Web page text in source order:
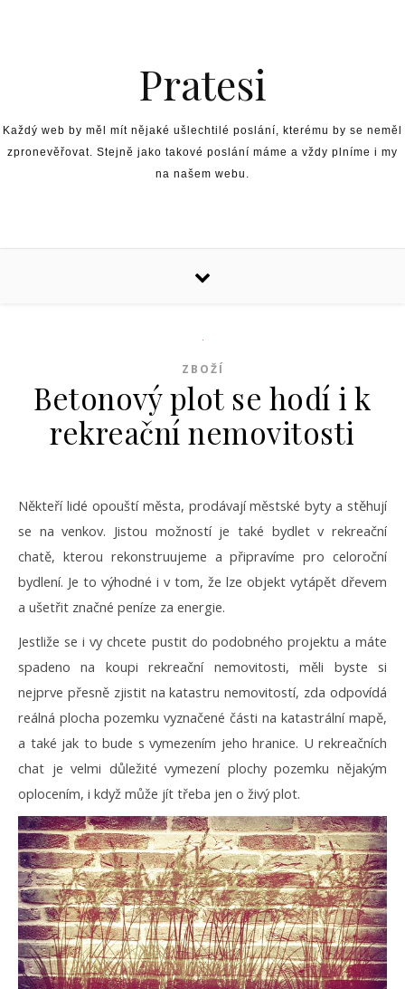
Pratesi
Každý web by měl mít nějaké ušlechtilé poslání, kterému by se neměl
zpronevěřovat. Stejně jako takové poslání máme a vždy plníme i my
na našem webu.
ZBOŽÍ
Betonový plot se hodí i k
rekreační nemovitosti
Někteří lidé opouští města, prodávají městské byty a stěhují
se na venkov. Jistou možností je také bydlet v rekreační
chatě, kterou rekonstruujeme a připravíme pro celoroční
bydlení. Je to výhodné i v tom, že lze objekt vytápět dřevem
a ušetřit značné peníze za energie.
Jestliže se i vy chcete pustit do podobného projektu a máte
spadeno na koupi rekreační nemovitosti, měli byste si
nejprve přesně zjistit na katastru nemovitostí, zda odpovídá
reálná plocha pozemku vyznačené části na katastrální mapě,
a také jak to bude s vymezením jeho hranice. U rekreačních
chat je velmi důležité vymezení plochy pozemku nějakým
oplocením, i když může jít třeba jen o živý plot.